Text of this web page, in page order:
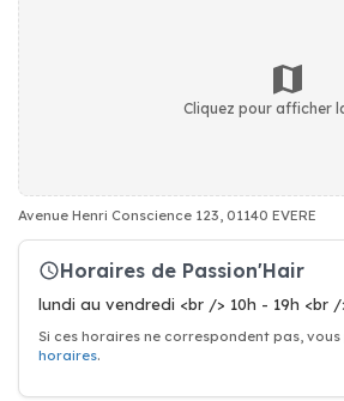
Cliquez pour afficher
Avenue Henri Conscience 123, 01140 EVERE
Horaires de Passion'Hair
lundi au vendredi <br /> 10h - 19h <br
Si ces horaires ne correspondent pas, vous
horaires.